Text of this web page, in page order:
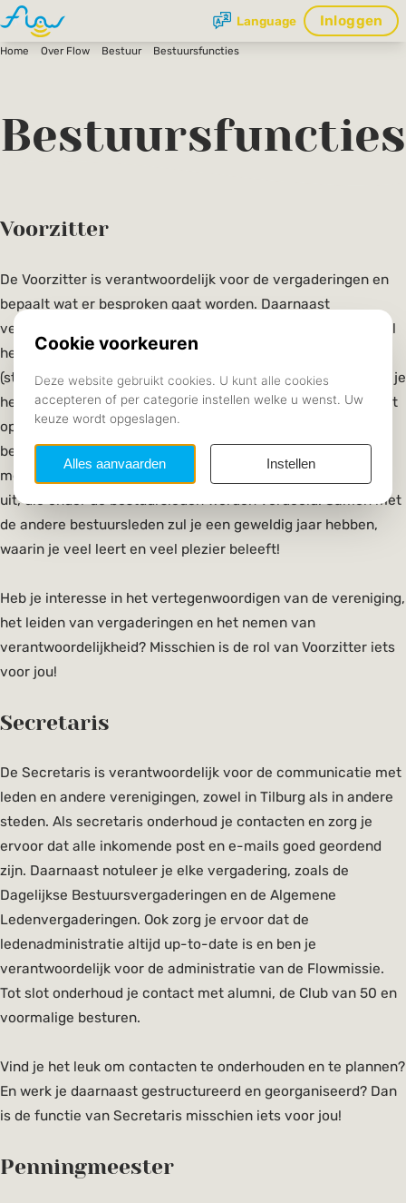
Inloggen
Language
Home Over Flow Bestuur Bestuursfuncties
Bestuursfuncties
Voorzitter
De Voorzitter is verantwoordelijk voor de vergaderingen en
bepaalt wat er besproken gaat worden. Daarnaast
vertegenwoordig je het bestuur en de vereniging. In deze rol
heb je veel contact met de universiteit en andere
(studie)verenigingen. Aan het begin van het jaar presenteer je
het beleid van het bestuur, dat je samen met je bestuur hebt
opgesteld. Gedurende de rest van het jaar probeer je dit
beleid uit te voeren en daarnaast werk je aan het
meerjarenplan. Bovendien voer je algemene bestuurstaken
uit, die onder de bestuursleden worden verdeeld. Samen met
de andere bestuursleden zul je een geweldig jaar hebben,
waarin je veel leert en veel plezier beleeft!
Heb je interesse in het vertegenwoordigen van de vereniging,
het leiden van vergaderingen en het nemen van
verantwoordelijkheid? Misschien is de rol van Voorzitter iets
voor jou!
Secretaris
De Secretaris is verantwoordelijk voor de communicatie met
leden en andere verenigingen, zowel in Tilburg als in andere
steden. Als secretaris onderhoud je contacten en zorg je
ervoor dat alle inkomende post en e-mails goed geordend
zijn. Daarnaast notuleer je elke vergadering, zoals de
Dagelijkse Bestuursvergaderingen en de Algemene
Ledenvergaderingen. Ook zorg je ervoor dat de
ledenadministratie altijd up-to-date is en ben je
verantwoordelijk voor de administratie van de Flowmissie.
Tot slot onderhoud je contact met alumni, de Club van 50 en
voormalige besturen.
Vind je het leuk om contacten te onderhouden en te plannen?
En werk je daarnaast gestructureerd en georganiseerd? Dan
is de functie van Secretaris misschien iets voor jou!
Penningmeester